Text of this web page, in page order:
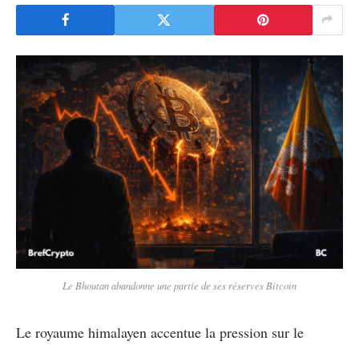
Le Bhoutan abandonne une partie de ses réserves Bitcoin
Le royaume himalayen accentue la pression sur le